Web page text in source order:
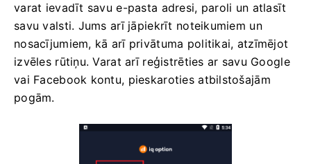
varat ievadīt savu e-pasta adresi, paroli un atlasīt
savu valsti. Jums arī jāpiekrīt noteikumiem un
nosacījumiem, kā arī privātuma politikai, atzīmējot
izvēles rūtiņu. Varat arī reģistrēties ar savu Google
vai Facebook kontu, pieskaroties atbilstošajām
pogām.